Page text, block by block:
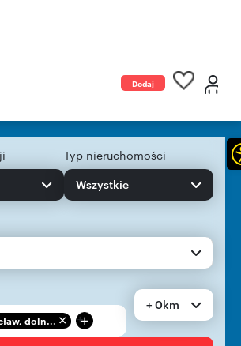
Dodaj
Typ nieruchomości
Wszystkie
doln... +
+ 0km